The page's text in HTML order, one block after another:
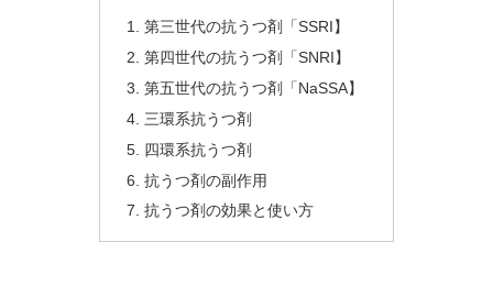
第三世代の抗うつ剤「SSRI】
第四世代の抗うつ剤「SNRI】
第五世代の抗うつ剤「NaSSA】
三環系抗うつ剤
四環系抗うつ剤
抗うつ剤の副作用
抗うつ剤の効果と使い方